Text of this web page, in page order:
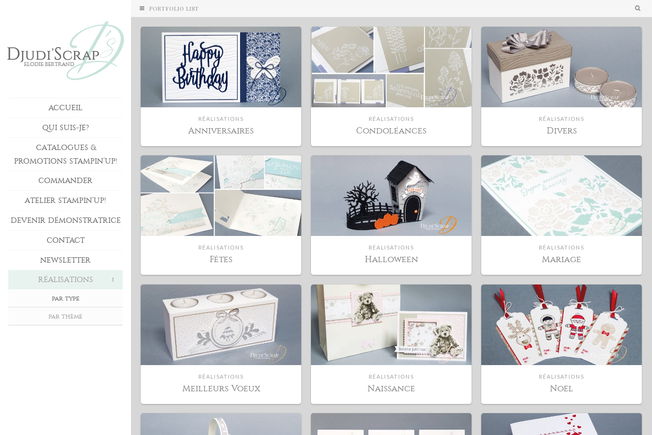
ACCUEIL
QUI SUIS-JE?
CATALOGUES &
PROMOTIONS STAMPIN’UP!
COMMANDER
ATELIER STAMPIN’UP!
DEVENIR DÉMONSTRATRICE
CONTACT
NEWSLETTER
RÉALISATIONS
par type
par thème
PORTFOLIO LIST
RÉALISATIONS
Anniversaires
RÉALISATIONS
Condoléances
RÉALISATIONS
Divers
RÉALISATIONS
Fêtes
RÉALISATIONS
Halloween
RÉALISATIONS
Mariage
RÉALISATIONS
Meilleurs Voeux
RÉALISATIONS
Naissance
RÉALISATIONS
Noël